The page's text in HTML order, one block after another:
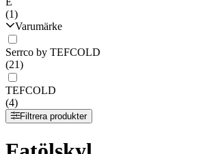
(1)
Varumärke
Serrco by TEFCOLD
(21)
TEFCOLD
(4)
Filtrera produkter